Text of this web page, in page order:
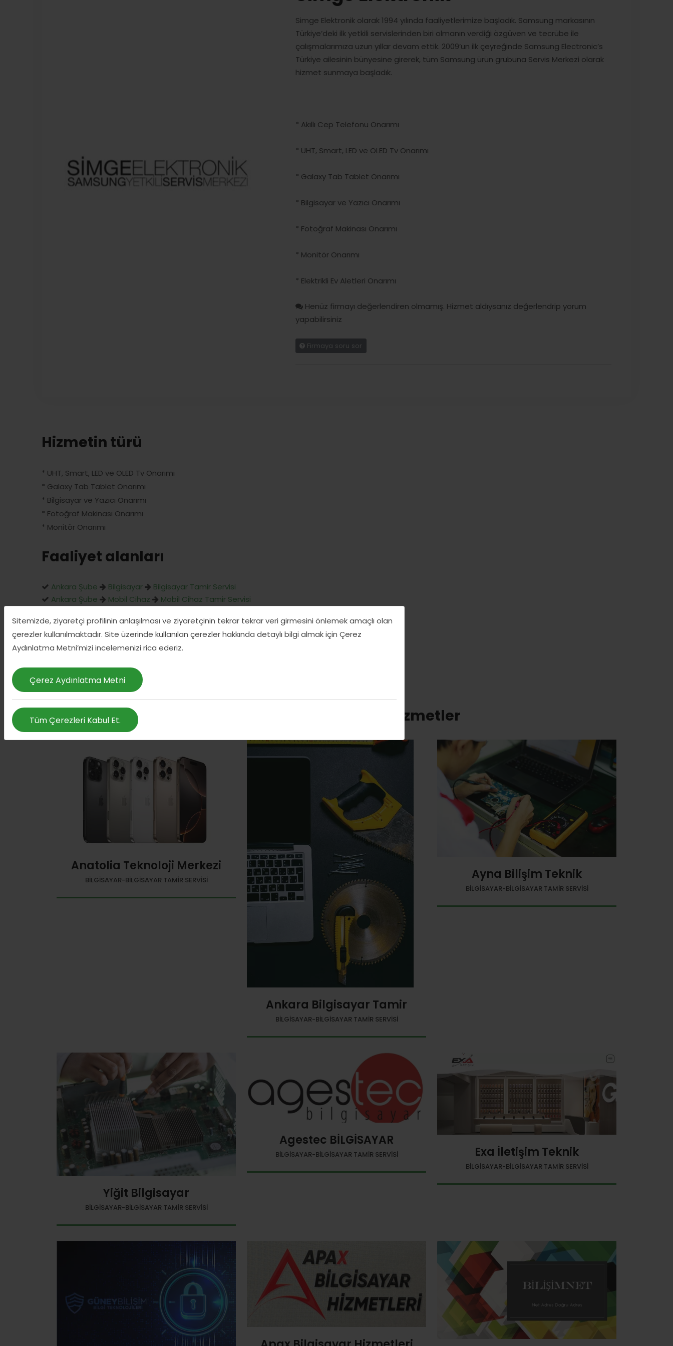
Sitemizde, ziyaretçi profilinin anlaşılması ve ziyaretçinin tekrar tekrar veri girmesini önlemek amaçlı olan
çerezler kullanılmaktadır. Site üzerinde kullanılan çerezler hakkında detaylı bilgi almak için Çerez
Aydınlatma Metni’mizi incelemenizi rica ederiz.
Çerez Aydınlatma Metni
Tüm Çerezleri Kabul Et.
Simge Elektronik olarak 1994 yılında faaliyetlerimize başladık. Samsung markasının
Türkiye’deki ilk yetkili servislerinden biri olmanın verdiği özgüven ve tecrübe ile
çalışmalarımıza uzun yıllar devam ettik. 2009’un ilk çeyreğinde Samsung Electronic’s
Türkiye ailesinin bünyesine girerek, tüm Samsung ürün grubuna Servis Merkezi olarak
hizmet sunmaya başladık.
* Akıllı Cep Telefonu Onarımı
* UHT, Smart, LED ve OLED Tv Onarımı
* Galaxy Tab Tablet Onarımı
* Bilgisayar ve Yazıcı Onarımı
* Fotoğraf Makinası Onarımı
* Monitör Onarımı
* Elektrikli Ev Aletleri Onarımı
Henüz firmayı değerlendiren olmamış. Hizmet aldıysanız değerlendrip yorum
yapabilirsiniz
Firmaya soru sor
Hizmetin türü
* UHT, Smart, LED ve OLED Tv Onarımı
* Galaxy Tab Tablet Onarımı
* Bilgisayar ve Yazıcı Onarımı
* Fotoğraf Makinası Onarımı
* Monitör Onarımı
Faaliyet alanları
Ankara Şube Bilgisayar
Bilgisayar Tamir Servisi
Ankara Şube
Mobil Cihaz Mobil Cihaz Tamir Servisi
Aynı kategorideki diğer hizmetler
Anatolia Teknoloji Merkezi
BILGISAYAR-BILGISAYAR TAMIR SERVISI
Ankara Bilgisayar Tamir
BILGISAYAR-BILGISAYAR TAMIR SERVISI
Ayna Bilişim Teknik
BILGISAYAR-BILGISAYAR TAMIR SERVISI
Yiğit Bilgisayar
BILGISAYAR-BILGISAYAR TAMIR SERVISI
Agestec BİLGİSAYAR
BILGISAYAR-BILGISAYAR TAMIR SERVISI Exa İletişim Teknik
BILGISAYAR-BILGISAYAR TAMIR SERVISI